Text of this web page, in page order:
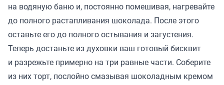
на водяную баню и, постоянно помешивая, нагревайте
до полного растапливания шоколада. После этого
оставьте его до полного остывания и загустения.
Теперь достаньте из духовки ваш готовый бисквит
и разрежьте примерно на три равные части. Соберите
из них торт, послойно смазывая шоколадным кремом